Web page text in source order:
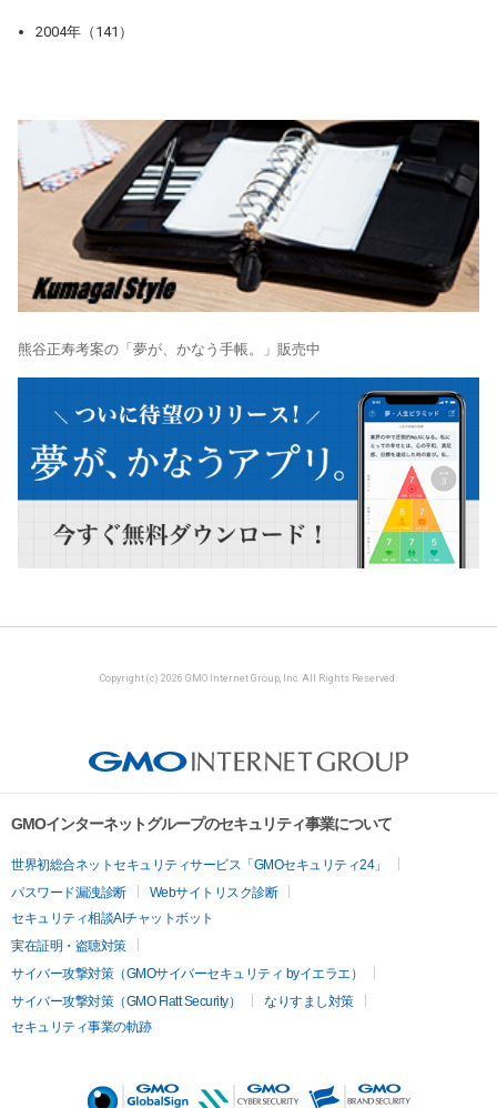
2004年（141）
熊谷正寿考案の「夢が、かなう手帳。」販売中
Copyright (c) 2026 GMO Internet Group, Inc. All Rights Reserved.
GMOインターネットグループのセキュリティ事業について
世界初総合ネットセキュリティサービス「GMOセキュリティ24」
パスワード漏洩診断
Webサイトリスク診断
セキュリティ相談AIチャットボット
実在証明・盗聴対策
サイバー攻撃対策（GMOサイバーセキュリティ byイエラエ）
サイバー攻撃対策（GMO Flatt Security）
なりすまし対策
セキュリティ事業の軌跡